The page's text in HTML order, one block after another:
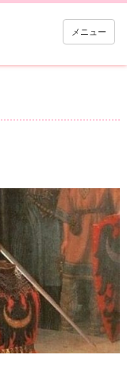
メニュー